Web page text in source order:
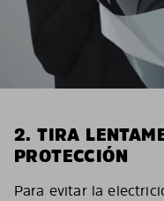
2. TIRA
PROTECCIÓN
Para evitar la